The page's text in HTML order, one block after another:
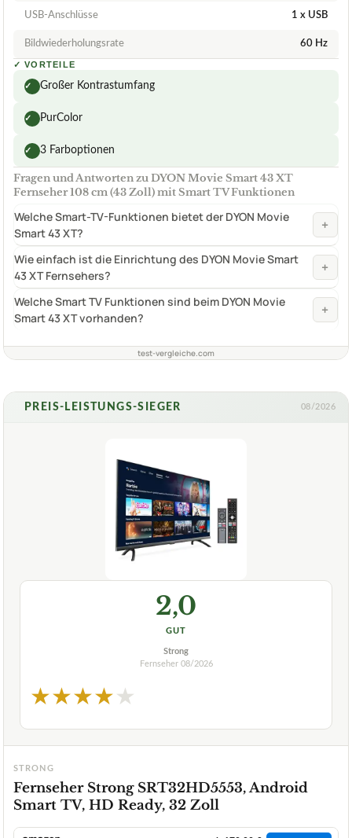
USB-Anschlüsse 1 x USB
Bildwiederholungsrate 60 Hz
✓ VORTEILE
✓ Großer Kontrastumfang
✓ PurColor
✓ 3 Farboptionen
Fragen und Antworten zu DYON Movie Smart 43 XT
Fernseher 108 cm (43 Zoll) mit Smart TV Funktionen
Welche Smart-TV-Funktionen bietet der DYON Movie
Smart 43 XT?
+
Wie einfach ist die Einrichtung des DYON Movie Smart
43 XT Fernsehers?
+
Welche Smart TV Funktionen sind beim DYON Movie
Smart 43 XT vorhanden?
+
test-vergleiche.com
PREIS-LEISTUNGS-SIEGER 08/2026
2,0
GUT
Strong
Fernseher 08/2026
★★★★★
STRONG
Fernseher Strong SRT32HD5553, Android
Smart TV, HD Ready, 32 Zoll